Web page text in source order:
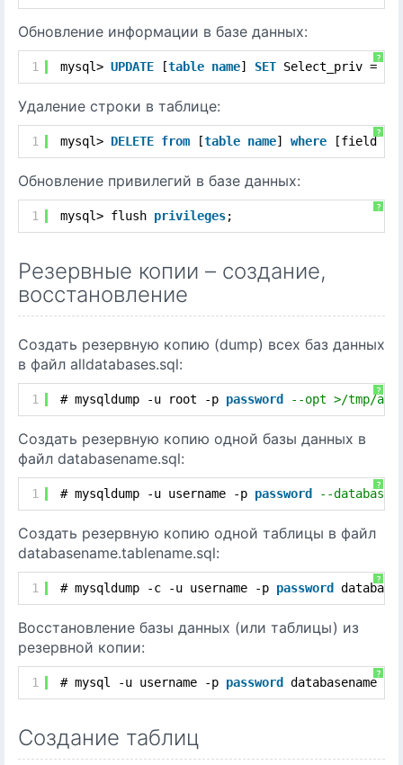
Обновление информации в базе данных:
?
1 mysql> UPDATE [table name] SET Select_priv =
Удаление строки в таблице:
?
1 mysql> DELETE from [table name] where [field
Обновление привилегий в базе данных:
?
1 mysql> flush privileges;
Резервные копии – создание,
восстановление
Создать резервную копию (dump) всех баз данных
в файл alldatabases.sql:
?
1 # mysqldump -u root -p password --opt >/tmp/
Создать резервную копию одной базы данных в
файл databasename.sql:
?
1 # mysqldump -u username -p password --databases
Создать резервную копию одной таблицы в файл
databasename.tablename.sql:
?
1 # mysqldump -c -u username -p password
Восстановление базы данных (или таблицы) из
резервной копии:
?
1 # mysql -u username -p password databasename <
Создание таблиц